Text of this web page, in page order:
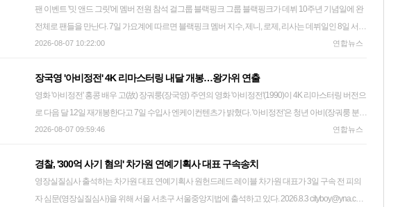
조했다. 이어 "주 법무장관들은 소송에서 우리 같은 기업을 보호하기 위해 합병을 막아야 한다고 주장
한다"며 "'고맙지만 사양하겠다'(Well thanks, but no thanks)고 답하고 싶다. 이들은 우리 산업의 경제원리
를 거꾸로 이해하고 있다"고 꼬집었다. 미국 2위 극장 체인 리갈 글로벌을 이끄는 에두아르도 아쿠냐
개봉하는 데 도움이 되지 않는다"며 "업계에 더 큰 불확실성과 혼란을 야기할 수 있다"고 우려했다. 그
는 소송전으로 파라마운트가 거액의 손실을 보게 될 것을 우려하며, 이 돈이 차라리 영화 제작에 쓰여
야 한다고 지적했다. 할리우드 사인 원로 언론인 크리스 월리스는 할리우드 리포터 기고문을 통해서
"트럼프 행정부가 정치적 목적으로 법을 무기화하는 것이 잘못됐다고 생각한다면 민주당 주 정부의 법
금을 댄 사모펀드 레드버드 캐피털의 선임고문을 맡고 있다. 월리스는 이번 합병으로 진보 성향이었던
CNN방송이 CBS의 전철을 밟아 우경화될 것이라는 우려를 놓고는 '절이 싫으면 중이 떠나라' 식의 발
언도 내놨다. 그는 연방 정부든 주 정부든 언론사의 소유주나 보도 성향을 결정할 권한을 가져서는 안
타임스스퀘어에선 현지 유명 댄스 크루와 시민, 관광객이 함께한 대규모 댄스 퍼포먼스가 진행됐다.
뉴욕한국문화원에선 '아리랑 극장'과 응원봉 만들기 체험, 다양한 스폰서 부스들이 마련됐다. 빅히트
뮤직은 "이번 프로젝트를 통해 공연을 중심으로 도시의 랜드마크와 지역 문화 인프라를 연결하는 참여
고 있다. sunwoo@yna.co.kr
팬 이벤트 '밋 앤드 그릿'에 멤버 전원 참석 걸그룹 블랙핑크 그룹 블랙핑크가 데뷔 10주년 기념일에 완
전체로 팬들을 만난다. 7일 가요계에 따르면 블랙핑크 멤버 지수, 제니, 로제, 리사는 데뷔일인 8일 서울
모처에서 열리는 팬 이벤트 '밋 앤드 그릿'(Meet&Greet)에 참석해 40명의 팬과 만난다. 이들은 바쁜 개인
이 국내에서 팬들을 만나는 것은 지난해 7월 월드투어 '데드라인'(DEADLINE) 고양 공연 이후 1년 1개
월 만이다. 이들은 지난 2016년 데뷔 이래 10년간 내는 노래마다 히트시키며 음악을 넘어 패션·광고·문
화계 전반에 큰 영향력을 끼쳤다. 2022년 2집 '본 핑크'(BORN PINK)로 세계 양대 차트로 꼽히는 미국 빌
보드 앨범 차트 '빌보드 200'과 영국 오피셜 앨범 차트 '톱 100'에서 모두 1위를 차지했다. 블랙핑크는 올
2026-08-07 10:22:00 연합뉴스
장국영 '아비정전' 4K 리마스터링 내달 개봉…왕가위 연출
영화 '아비정전' 홍콩 배우 고(故) 장궈룽(장국영) 주연의 영화 '아비정전'(1990)이 4K 리마스터링 버전으
로 다음 달 12일 재개봉한다고 7일 수입사 엔케이컨텐츠가 밝혔다. '아비정전'은 청년 아비(장궈룽 분)
의 방황과 사랑을 그렸다. 거장 왕자웨이(왕가위) 감독이 연출한 작품으로 그의 영화 세계가 집약된 대
류더화(유덕화), 량차오웨이(양조위) 등 기라성 같은 홍콩 배우들도 출연했다. 영화는 장국영 탄생 70
주년을 맞아 4K 리마스터링으로 관객들을 만난다. 한층 선명해진 화질이 왕자웨이 감독의 감각적인
미장센을 생생하게 구현할 것으로 기대된다. encounter24@yna.co.kr
2026-08-07 09:59:46 연합뉴스
경찰, '300억 사기 혐의' 차가원 연예기획사 대표 구속송치
영장실질심사 출석하는 차가원 대표 연예기획사 원헌드레드 레이블 차가원 대표가 3일 구속 전 피의
자 심문(영장실질심사)을 위해 서울 서초구 서울중앙지법에 출석하고 있다. 2026.8.3 cityboy@yna.co.kr